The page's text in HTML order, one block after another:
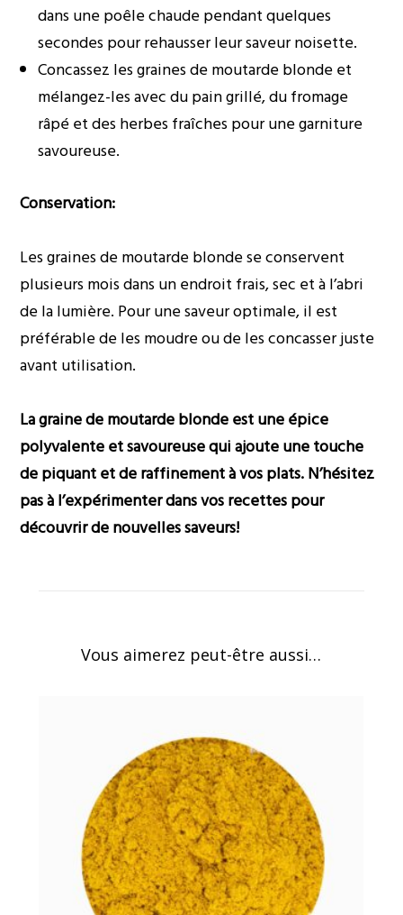
dans une poêle chaude pendant quelques
secondes pour rehausser leur saveur noisette.
Concassez les graines de moutarde blonde et
mélangez-les avec du pain grillé, du fromage
râpé et des herbes fraîches pour une garniture
savoureuse.
Conservation:
Les graines de moutarde blonde se conservent
plusieurs mois dans un endroit frais, sec et à l’abri
de la lumière. Pour une saveur optimale, il est
préférable de les moudre ou de les concasser juste
avant utilisation.
La graine de moutarde blonde est une épice
polyvalente et savoureuse qui ajoute une touche
de piquant et de raffinement à vos plats. N’hésitez
pas à l’expérimenter dans vos recettes pour
découvrir de nouvelles saveurs!
Vous aimerez peut-être aussi…